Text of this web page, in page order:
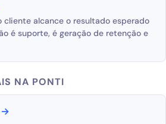
cliente alcance o resultado esperado
é suporte, é geração de retenção e
NA PONTI
→